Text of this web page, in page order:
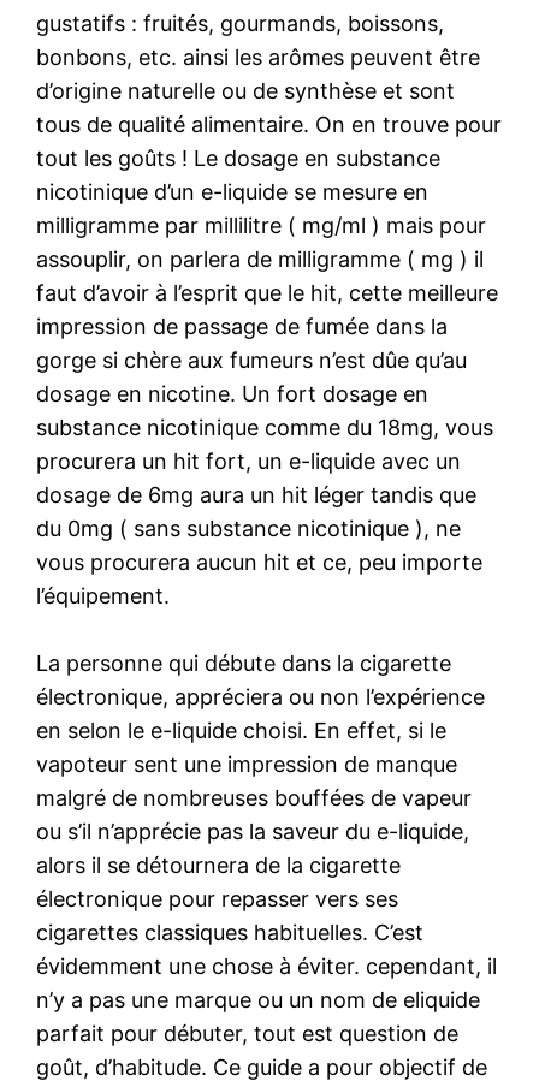
gustatifs : fruités, gourmands, boissons,
bonbons, etc. ainsi les arômes peuvent être
d’origine naturelle ou de synthèse et sont
tous de qualité alimentaire. On en trouve pour
tout les goûts ! Le dosage en substance
nicotinique d’un e-liquide se mesure en
milligramme par millilitre ( mg/ml ) mais pour
assouplir, on parlera de milligramme ( mg ) il
faut d’avoir à l’esprit que le hit, cette meilleure
impression de passage de fumée dans la
gorge si chère aux fumeurs n’est dûe qu’au
dosage en nicotine. Un fort dosage en
substance nicotinique comme du 18mg, vous
procurera un hit fort, un e-liquide avec un
dosage de 6mg aura un hit léger tandis que
du 0mg ( sans substance nicotinique ), ne
vous procurera aucun hit et ce, peu importe
l’équipement.
La personne qui débute dans la cigarette
électronique, appréciera ou non l’expérience
en selon le e-liquide choisi. En effet, si le
vapoteur sent une impression de manque
malgré de nombreuses bouffées de vapeur
ou s’il n’apprécie pas la saveur du e-liquide,
alors il se détournera de la cigarette
électronique pour repasser vers ses
cigarettes classiques habituelles. C’est
évidemment une chose à éviter. cependant, il
n’y a pas une marque ou un nom de eliquide
parfait pour débuter, tout est question de
goût, d’habitude. Ce guide a pour objectif de